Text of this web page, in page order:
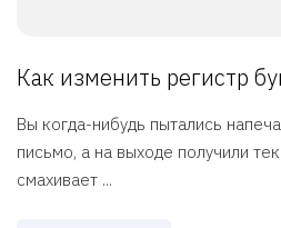
Как изменить регистр
Вы когда-нибудь пытались
письмо, а на выходе получили
смахивает ...